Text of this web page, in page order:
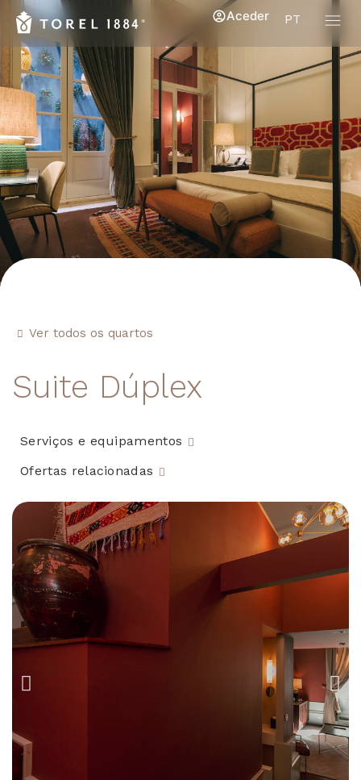
PT
Aceder
Ver todos os quartos
Suite Dúplex
Serviços e equipamentos
Ofertas relacionadas